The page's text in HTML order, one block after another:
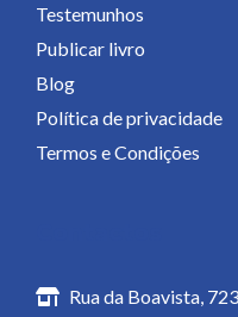
Testemunhos
Publicar livro
Blog
Política de privacidade
Termos e Condições
Rua da Boavista,